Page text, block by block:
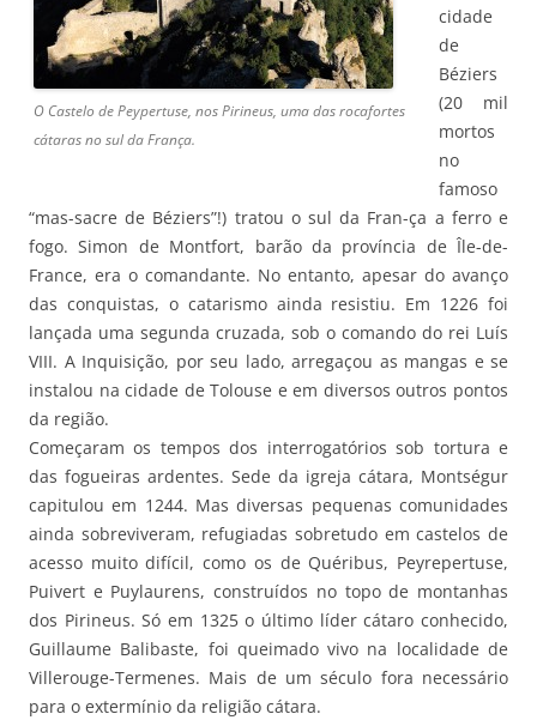
O Castelo de Peypertuse, nos Pirineus, uma das rocafortes
cátaras no sul da França.
cidade
de
Béziers
(20 mil
mortos
no
famoso
“mas-sacre de Béziers”!) tratou o sul da Fran-ça a ferro e
fogo. Simon de Montfort, barão da província de Île-de-
France, era o comandante. No entanto, apesar do avanço
das conquistas, o catarismo ainda resistiu. Em 1226 foi
lançada uma segunda cruzada, sob o comando do rei Luís
VIII. A Inquisição, por seu lado, arregaçou as mangas e se
instalou na cidade de Tolouse e em diversos outros pontos
da região.
Começaram os tempos dos interrogatórios sob tortura e
das fogueiras ardentes. Sede da igreja cátara, Montségur
capitulou em 1244. Mas diversas pequenas comunidades
ainda sobreviveram, refugiadas sobretudo em castelos de
acesso muito difícil, como os de Quéribus, Peyrepertuse,
Puivert e Puylaurens, construídos no topo de montanhas
dos Pirineus. Só em 1325 o último líder cátaro conhecido,
Guillaume Balibaste, foi queimado vivo na localidade de
Villerouge-Termenes. Mais de um século fora necessário
para o extermínio da religião cátara.